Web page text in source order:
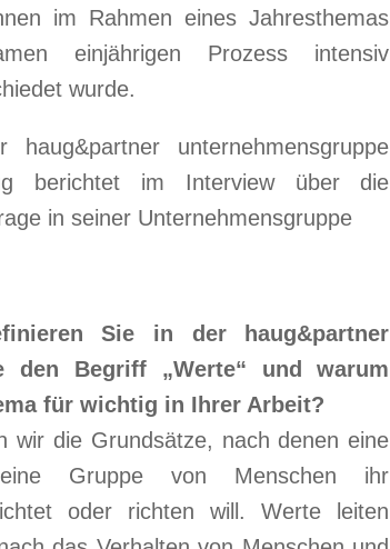
im Rahmen eines Jahresthemas
einjährigen Prozess intensiv
wurde.
unternehmensgruppe
berichtet im Interview über die
in seiner Unternehmensgruppe
Sie in der haug&partner
den Begriff „Werte“ und warum
für wichtig in Ihrer Arbeit?
wir die Grundsätze, nach denen eine
Gruppe von Menschen ihr
oder richten will. Werte leiten